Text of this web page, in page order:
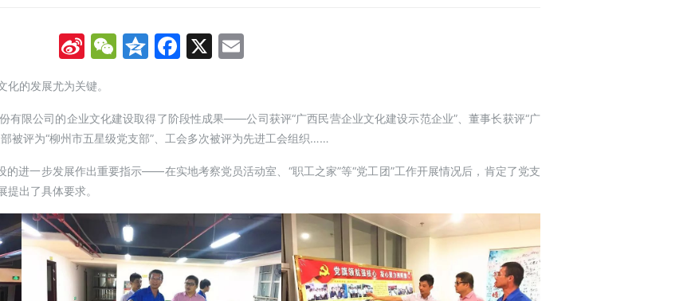
SinaWeChat
Qzone
Facebook
X
的发展尤为关键。
有限公司的企业文化建设取得了阶段性成果——公司获评“广西民营企业文化建设示范企业”、董事长获评“广
被评为“柳州市五星级党支部”、工会多次被评为先进工会组织……
进一步发展作出重要指示——在实地考察党员活动室、“职工之家”等“党工团”工作开展情况后，肯定了党支
出了具体要求。